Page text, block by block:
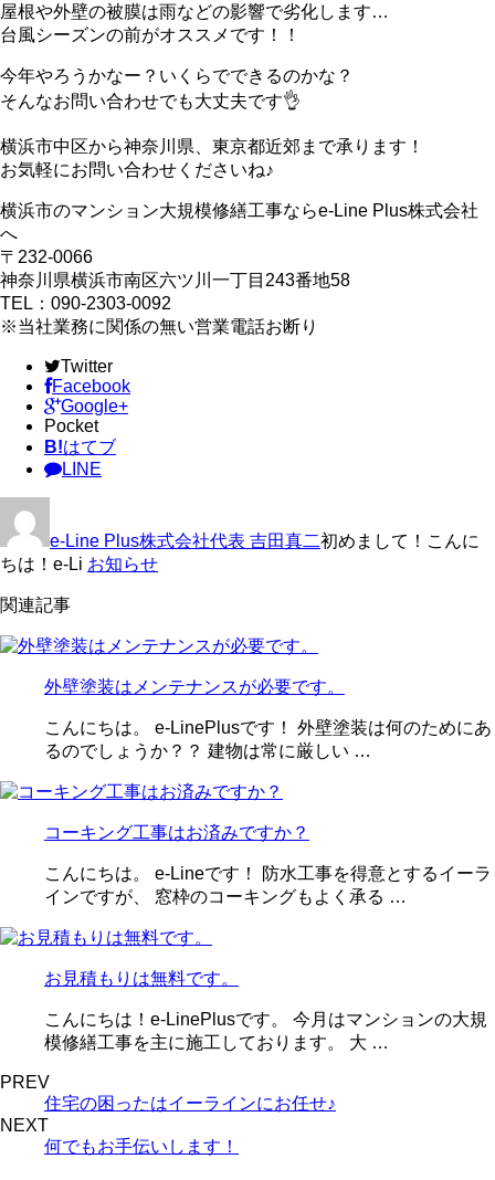
屋根や外壁の被膜は雨などの影響で劣化します…
台風シーズンの前がオススメです！！
今年やろうかなー？いくらでできるのかな？
そんなお問い合わせでも大丈夫です👌
横浜市中区から神奈川県、東京都近郊まで承ります！
お気軽にお問い合わせくださいね♪
横浜市のマンション大規模修繕工事ならe-Line Plus株式会社
へ
〒232-0066
神奈川県横浜市南区六ツ川一丁目243番地58
TEL：090-2303-0092
※当社業務に関係の無い営業電話お断り
Twitter
Facebook
Google+
Pocket
B!はてブ
LINE
e-Line Plus株式会社代表 吉田真二初めまして！こんに
ちは！e-Li お知らせ
関連記事
外壁塗装はメンテナンスが必要です。
こんにちは。 e-LinePlusです！ 外壁塗装は何のためにあ
るのでしょうか？？ 建物は常に厳しい …
コーキング工事はお済みですか？
こんにちは。 e-Lineです！ 防水工事を得意とするイーラ
インですが、 窓枠のコーキングもよく承る …
お見積もりは無料です。
こんにちは！e-LinePlusです。 今月はマンションの大規
模修繕工事を主に施工しております。 大 …
PREV
住宅の困ったはイーラインにお任せ♪
NEXT
何でもお手伝いします！